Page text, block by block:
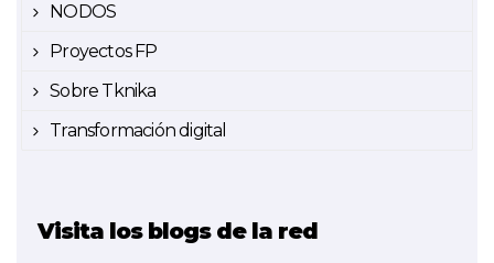
NODOS
Proyectos FP
Sobre Tknika
Transformación digital
Visita los blogs de la red